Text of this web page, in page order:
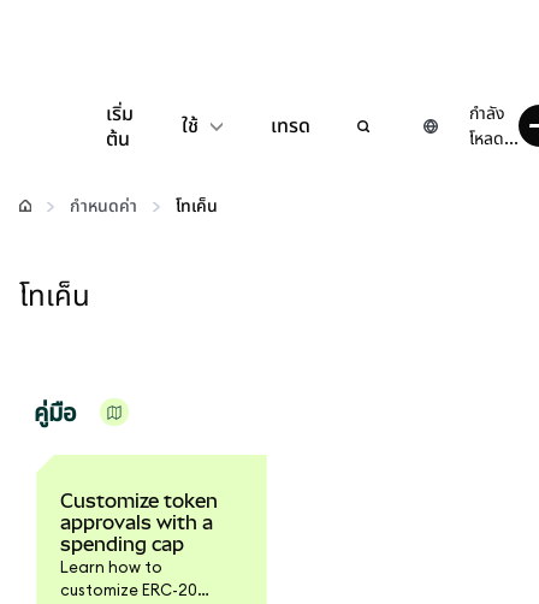
เริ่ม
ต้น
ใช้
กำหนดค่า
รักษาความปลอดภัย
เทรด
กำลัง
โหลด...
กำหนดค่า โทเค็น
โทเค็น
คู่มือ
Customize token
approvals with a
spending cap
Learn how to
customize ERC-20